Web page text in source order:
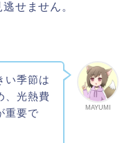
せません。
MAYUMI
い季節は
、光熱費
重要で